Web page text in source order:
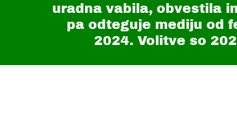
uradna vabila, obvestila
pa odteguje mediju od
2024. Volitve so